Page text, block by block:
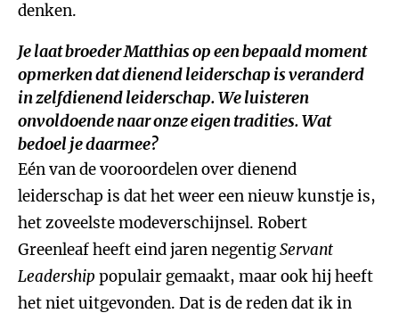
denken.
Je laat broeder Matthias op een bepaald moment
opmerken dat dienend leiderschap is veranderd
in zelfdienend leiderschap. We luisteren
onvoldoende naar onze eigen tradities. Wat
bedoel je daarmee?
Eén van de vooroordelen over dienend
leiderschap is dat het weer een nieuw kunstje is,
het zoveelste modeverschijnsel. Robert
Greenleaf heeft eind jaren negentigServant
Leadership populair gemaakt, maar ook hij heeft
het niet uitgevonden. Dat is de reden dat ik in